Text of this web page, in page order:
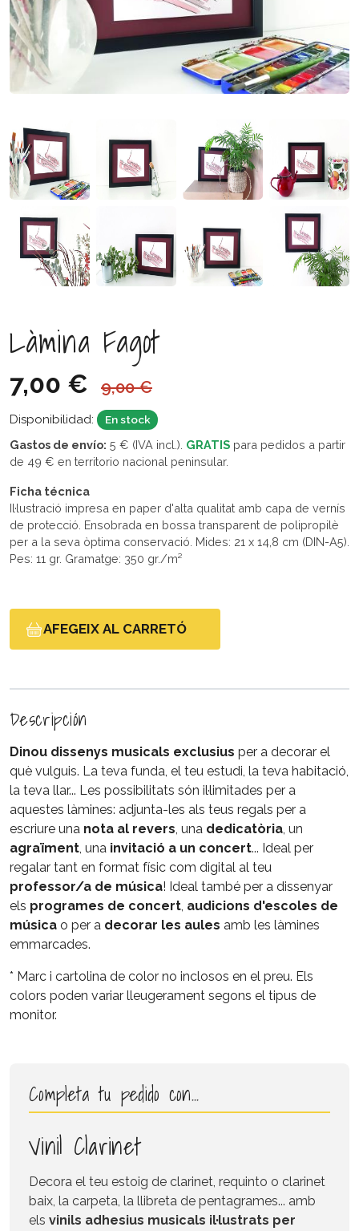
Làmina Fagot
7,00 € 9,00 €
Disponibilidad: En stock
Gastos de envío: 5 € (IVA incl.). GRATIS para pedidos a partir
de 49 € en territorio nacional peninsular.
Ficha técnica
Il·lustració impresa en paper d'alta qualitat amb capa de vernís
de protecció. Ensobrada en bossa transparent de polipropilè
per a la seva òptima conservació. Mides: 21 x 14,8 cm (DIN-A5).
Pes: 11 gr. Gramatge: 350 gr./m²
Descripción
Dinou dissenys musicals exclusius per a decorar el
què vulguis. La teva funda, el teu estudi, la teva habitació,
la teva llar... Les possibilitats són il·limitades per a
aquestes làmines: adjunta-les als teus regals per a
escriure una nota al revers, una dedicatòria, un
agraïment, una invitació a un concert... Ideal per
regalar tant en format físic com digital al teu
professor/a de música! Ideal també per a dissenyar
els programes de concert, audicions d'escoles de
música o per a decorar les aules amb les làmines
emmarcades.
* Marc i cartolina de color no inclosos en el preu. Els
colors poden variar lleugerament segons el tipus de
monitor.
Completa tu pedido con…
Vinil Clarinet
Decora el teu estoig de clarinet, requinto o clarinet
baix, la carpeta, la llibreta de pentagrames... amb
els vinils adhesius musicals il·lustrats per